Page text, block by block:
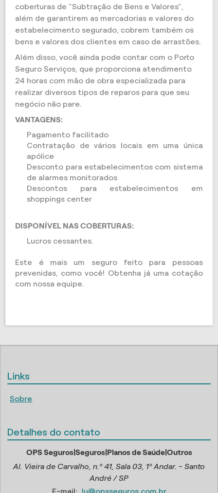
coberturas de "Subtração de Bens e Valores",
além de garantirem as mercadorias e valores do
estabelecimento segurado, cobrem também os
bens e valores dos clientes em caso de arrastões.
Além disso, você ainda pode contar com o Porto
Seguro Serviços, que proporciona atendimento
24 horas com mão de obra especializada para
realizar diversos tipos de reparos para que seu
negócio não pare.
VANTAGENS:
Pagamento facilitado
Contratação de vários locais em uma única
apólice
Desconto para estabelecimentos com sistema
de alarmes monitorados
Descontos para estabelecimentos em
shoppings center
DISPONÍVEL NAS COBERTURAS:
Lucros cessantes.
Este é mais um seguro feito para pessoas
prevenidas, como você! Obtenha já uma cotação
com nossa equipe.
Links
Sobre
Detalhes do contato
OPS Seguros|Seguros|Planos de Saúde|Outros
Al. Vieira de Carvalho, n.º 41, Sala 03, 1º Andar. - Santo
André / SP
E-mail:
lu@opsseguros.com.br